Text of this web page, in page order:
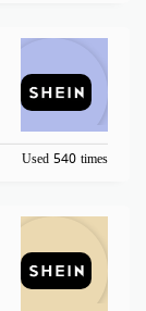
Used 540 times